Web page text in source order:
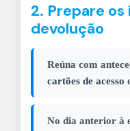
2. Prepare
devolução
Reúna com
cartões de acesso
No dia anterior à